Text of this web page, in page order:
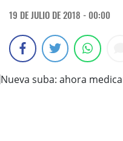
19 DE JULIO DE 2018 - 00:00